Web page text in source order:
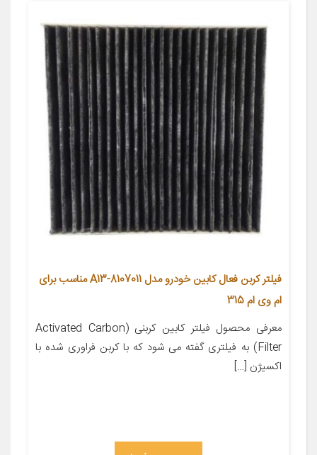
فیلتر کربن فعال کابین خودرو مدل A13-8107011 مناسب برای
ام وی ام 315
معرفی محصول فیلتر کابین کربنی (Activated Carbon
Filter) به فیلتری گفته می شود که با کربن فراوری شده با
اکسیژن […]